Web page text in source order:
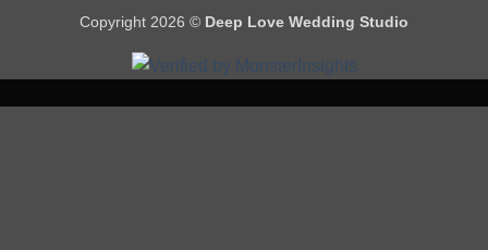
Copyright 2026 © Deep Love Wedding Studio